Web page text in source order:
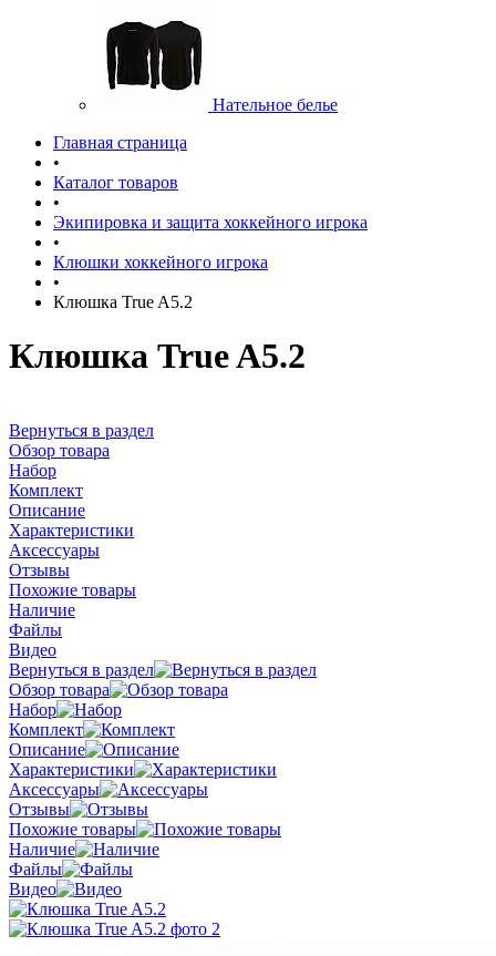
Нательное белье
Главная страница
•
Каталог товаров
•
Экипировка и защита хоккейного игрока
•
Клюшки хоккейного игрока
•
Клюшка True A5.2
Клюшка True A5.2
Вернуться в раздел
Обзор товара
Набор
Комплект
Описание
Характеристики
Аксессуары
Отзывы
Похожие товары
Наличие
Файлы
Видео
Вернуться в раздел
Обзор товара
Набор
Комплект
Описание
Характеристики
Аксессуары
Отзывы
Похожие товары
Наличие
Файлы
Видео